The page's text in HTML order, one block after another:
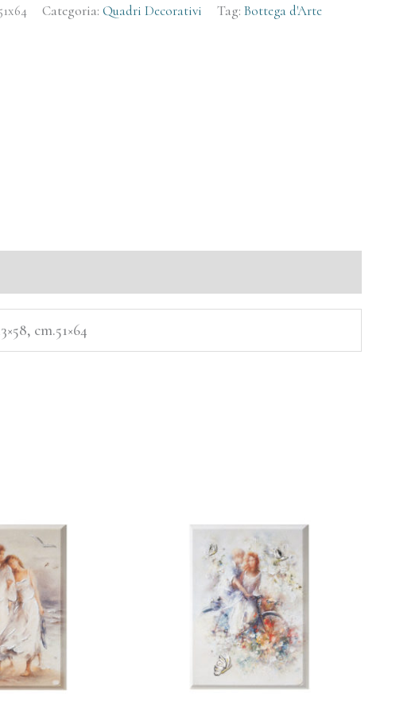
Categoria: Quadri Decorativi Tag: Bottega d'Arte
cm.51×64